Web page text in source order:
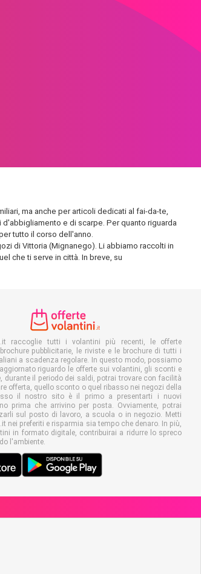
ma anche per articoli dedicati al fai-da-te,
e di scarpe. Per quanto riguarda
tutto il corso dell'anno.
di Vittoria (Mignanego). Li abbiamo raccolti in
che ti serve in città. In breve, su
raccoglie tutti i volantini più recenti, le offerte
pubblicitarie, le riviste e le brochure di tutti i
a scadenza regolare. In questo modo, possiamo
riguardo le offerte sui volantini, gli sconti e
durante il periodo dei saldi, potrai trovare con facilità
offerta, quello sconto o quel ribasso nei negozi della
il nostro sito è il primo a presentarti i nuovi
prima che arrivino per posta. Ovviamente, potrai
sul posto di lavoro, a scuola o in negozio. Metti
nei preferiti e risparmia sia tempo che denaro. In più,
in formato digitale, contribuirai a ridurre lo spreco
l'ambiente.